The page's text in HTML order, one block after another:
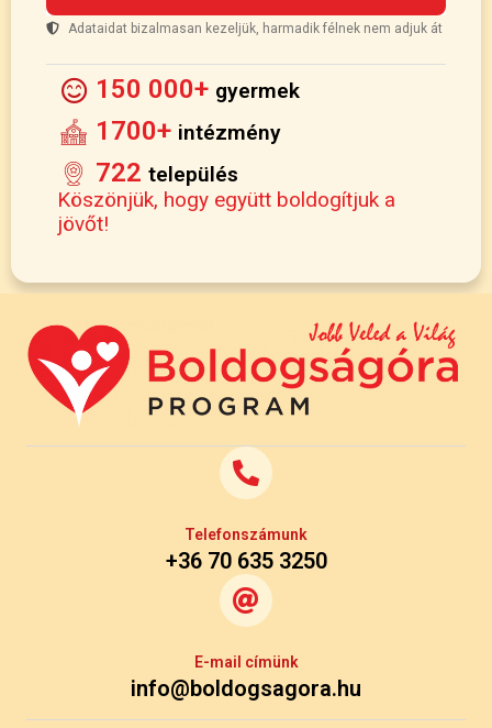
Adataidat bizalmasan kezeljük, harmadik félnek nem adjuk át
150 000+ gyermek
1700+ intézmény
722 település
Köszönjük, hogy együtt boldogítjuk a
jövőt!
Telefonszámunk
+36 70 635 3250
E-mail címünk
info@boldogsagora.hu